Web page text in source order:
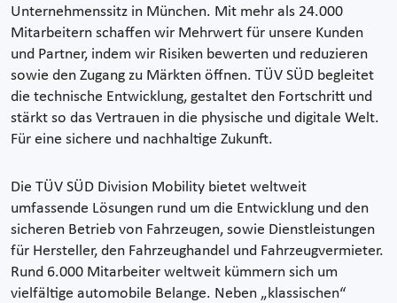
Unternehmenssitz in München. Mit mehr als 24.000
Mitarbeitern schaffen wir Mehrwert für unsere Kunden
und Partner, indem wir Risiken bewerten und reduzieren
sowie den Zugang zu Märkten öffnen. TÜV SÜD begleitet
die technische Entwicklung, gestaltet den Fortschritt und
stärkt so das Vertrauen in die physische und digitale Welt.
Für eine sichere und nachhaltige Zukunft.
Die TÜV SÜD Division Mobility bietet weltweit
umfassende Lösungen rund um die Entwicklung und den
sicheren Betrieb von Fahrzeugen, sowie Dienstleistungen
für Hersteller, den Fahrzeughandel und Fahrzeugvermieter.
Rund 6.000 Mitarbeiter weltweit kümmern sich um
vielfältige automobile Belange. Neben „klassischen“